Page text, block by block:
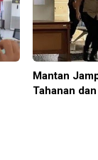
Mantan
Tahanan